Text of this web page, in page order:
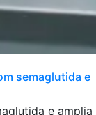
semaglutida e
e amplia